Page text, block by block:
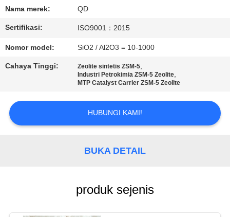
KUALITAS
KAMI
KASUS
Nama merek: QD
Sertifikasi: ISO9001：2015
Nomor model: SiO2 / Al2O3 = 10-1000
Cahaya Tinggi: Zeolite sintetis ZSM-5,
Industri Petrokimia ZSM-5 Zeolite,
MTP Catalyst Carrier ZSM-5 Zeolite
HUBUNGI KAMI!
BUKA DETAIL
produk sejenis